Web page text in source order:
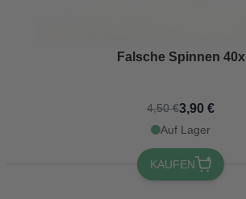
Falsche Spinnen 40x
4,50 €3,90 €
Auf Lager
KAUFEN